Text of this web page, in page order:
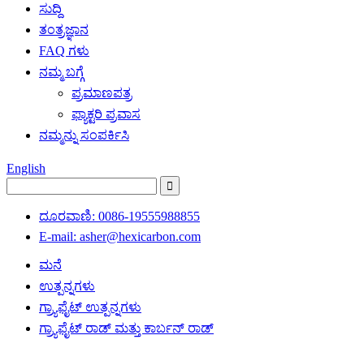
ಸುದ್ದಿ
ತಂತ್ರಜ್ಞಾನ
FAQ ಗಳು
ನಮ್ಮ ಬಗ್ಗೆ
ಪ್ರಮಾಣಪತ್ರ
ಫ್ಯಾಕ್ಟರಿ ಪ್ರವಾಸ
ನಮ್ಮನ್ನು ಸಂಪರ್ಕಿಸಿ
English
ದೂರವಾಣಿ: 0086-19555988855
E-mail: asher@hexicarbon.com
ಮನೆ
ಉತ್ಪನ್ನಗಳು
ಗ್ರ್ಯಾಫೈಟ್ ಉತ್ಪನ್ನಗಳು
ಗ್ರ್ಯಾಫೈಟ್ ರಾಡ್ ಮತ್ತು ಕಾರ್ಬನ್ ರಾಡ್